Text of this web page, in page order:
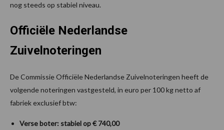
nog steeds op stabiel niveau.
Officiële Nederlandse
Zuivelnoteringen
De Commissie Officiële Nederlandse Zuivelnoteringen heeft de
volgende noteringen vastgesteld, in euro per 100 kg netto af
fabriek exclusief btw:
Verse boter: stabiel op € 740,00